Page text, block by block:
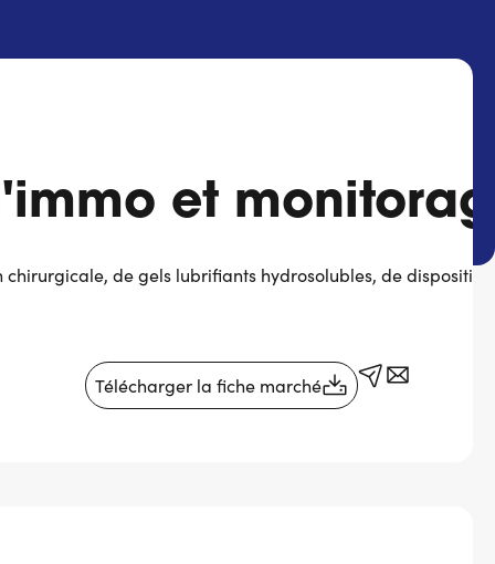
et
de gels lubrifiants hydrosolubles, de dispositifs
Télécharger la fiche marché